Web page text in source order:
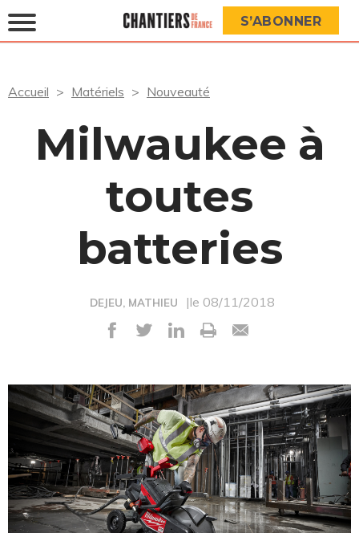
S’ABONNER
Accueil Matériels Nouveauté
Milwaukee à
toutes
batteries
DEJEU, MATHIEU |le 08/11/2018